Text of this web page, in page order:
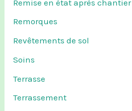
Remise en état après chantier
Remorques
Revêtements de sol
Soins
Terrasse
Terrassement